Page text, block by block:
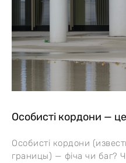
Особисті кордони —
Особисті кордони
границы) — фіча чи баг?